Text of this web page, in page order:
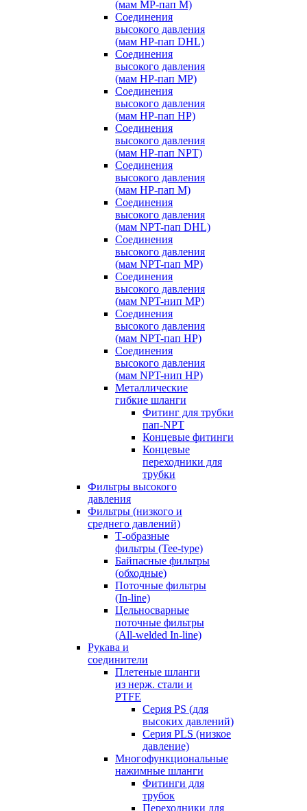
(мам MP-пап M)
Соединения
высокого давления
(мам HP-пап DHL)
Соединения
высокого давления
(мам HP-пап MP)
Соединения
высокого давления
(мам HP-пап HP)
Соединения
высокого давления
(мам HP-пап NPT)
Соединения
высокого давления
(мам HP-пап M)
Соединения
высокого давления
(мам NPT-пап DHL)
Соединения
высокого давления
(мам NPT-пап MP)
Соединения
высокого давления
(мам NPT-нип MP)
Соединения
высокого давления
(мам NPT-пап HP)
Соединения
высокого давления
(мам NPT-нип HP)
Металлические
гибкие шланги
Фитинг для трубки
пап-NPT
Концевые фитинги
Концевые
переходники для
трубки
Фильтры высокого
давления
Фильтры (низкого и
среднего давлений)
Т-образные
фильтры (Tee-type)
Байпасные фильтры
(обходные)
Поточные фильтры
(In-line)
Цельносварные
поточные фильтры
(All-welded In-line)
Рукава и
соединители
Плетеные шланги
из нерж. стали и
PTFE
Серия PS (для
высоких давлений)
Серия PLS (низкое
давление)
Многофункциональные
нажимные шланги
Фитинги для
трубок
Переходники для